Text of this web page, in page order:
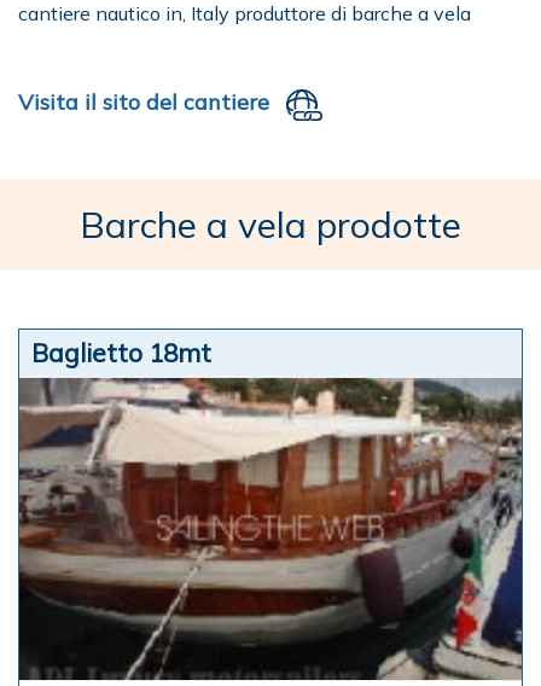
cantiere nautico in, Italy produttore di barche a vela
Visita il sito del cantiere
Barche a vela prodotte
Baglietto 18mt